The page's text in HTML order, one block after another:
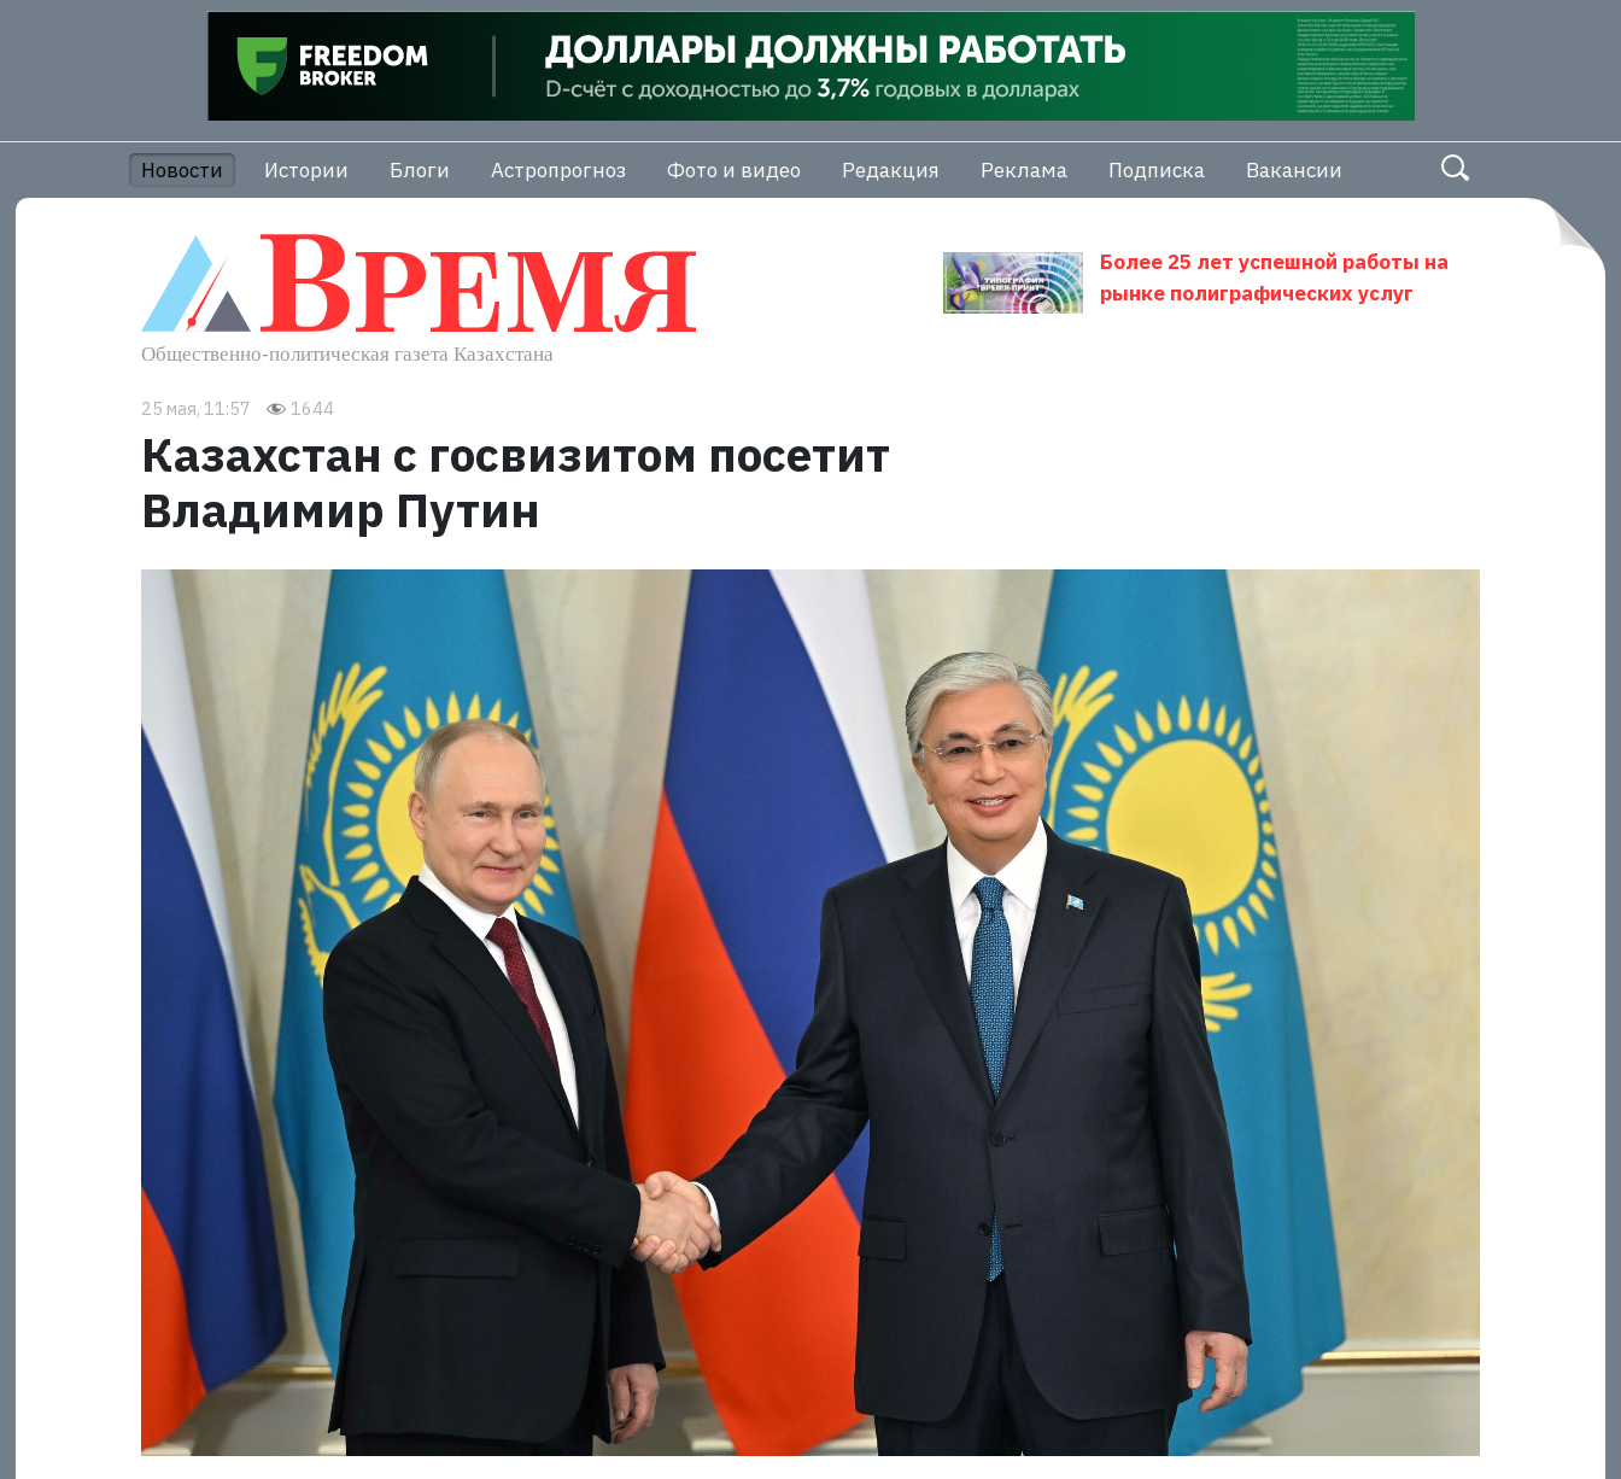
Новости Истории Блоги Астропрогноз Фото и видео Редакция Реклама Подписка Вакансии
Более 25 лет успешной работы на
рынке полиграфических услуг
25 мая, 11:57 1644
Казахстан с госвизитом посетит
Владимир Путин